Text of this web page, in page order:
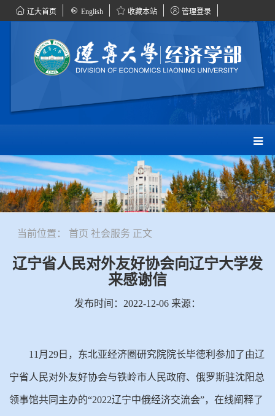
辽大首页 English 收藏本站 管理登录
当前位置： 首页 社会服务 正文
辽宁省人民对外友好协会向辽宁大学发
来感谢信
发布时间：2022-12-06 来源：
11月29日，东北亚经济圈研究院院长毕德利参加了由辽
宁省人民对外友好协会与铁岭市人民政府、俄罗斯驻沈阳总
领事馆共同主办的“2022辽宁中俄经济交流会”，在线阐释了